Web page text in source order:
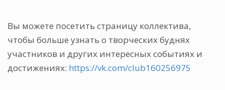
Вы можете посетить страницу коллектива,
чтобы больше узнать о творческих буднях
участников и других интересных событиях и
достижениях: https://vk.com/club160256975